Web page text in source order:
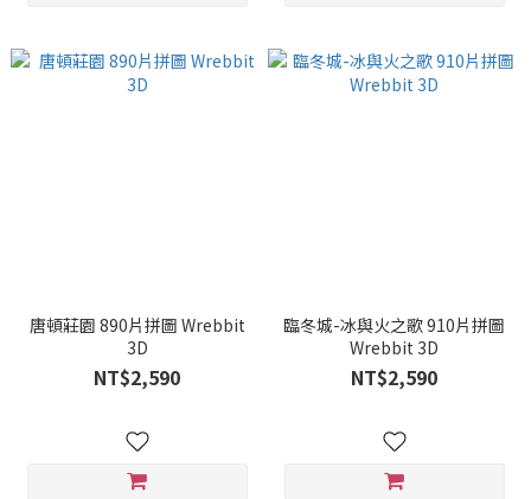
唐頓莊園 890片拼圖 Wrebbit
3D
NT$2,590
臨冬城-冰與火之歌 910片拼圖
Wrebbit 3D
NT$2,590